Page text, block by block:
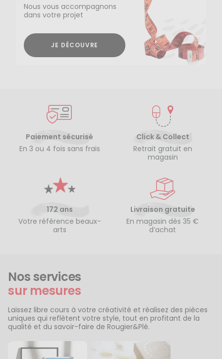
Nous vous accompagnons
dans votre projet
JE DÉCOUVRE
Paiement sécurisé
En 3 ou 4 fois sans frais
Click & Collect
Retrait gratuit en
magasin
172 ans
Votre référence beaux-
arts
Livraison gratuite
En magasin dès 35 €
d’achat
Nos services
sur mesures
Laissez libre cours à votre créativité et réalisez des pièces
uniques qui reflètent votre style, tout en profitant de la
qualité et du savoir-faire de Rougier&Plé.